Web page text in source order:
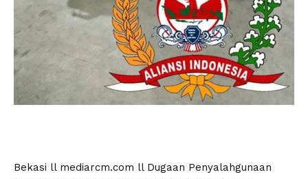
Bekasi ll mediarcm.com ll Dugaan Penyalahgunaan